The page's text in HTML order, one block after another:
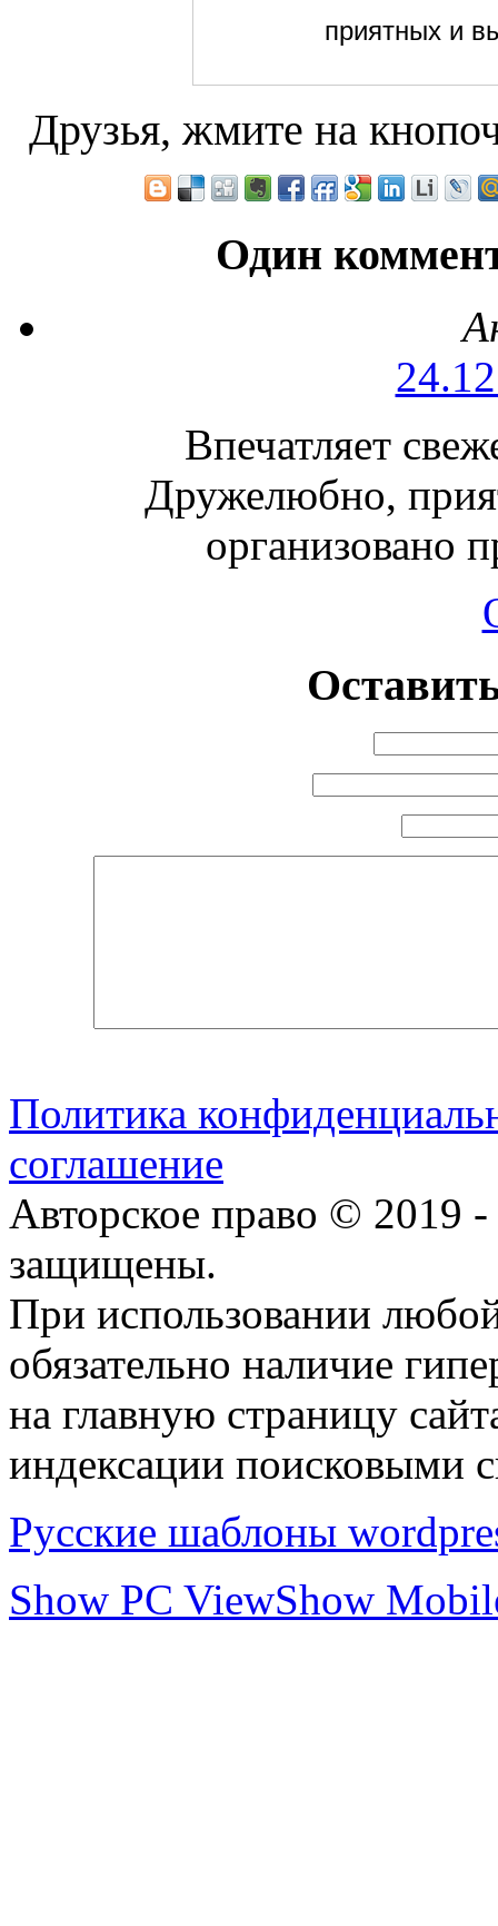
приятных и
Друзья, жмите на
Один
Впечатляет
Дружелюбно,
организовано
Политика
соглашение
Авторское право © 2019
защищены.
При использовании
обязательно наличие
на главную страницу
индексации поисковыми
Русские шаблоны
Show PC ViewShow